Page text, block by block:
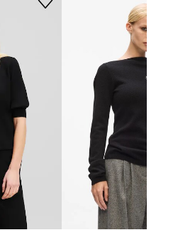
przeliczone na standardową,
tabelę rozmiarową. Na
produktu
się oryginalne oznaczenie
rozmiarów